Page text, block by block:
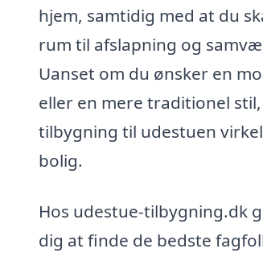
hjem, samtidig med at du
rum til afslapning og
Uanset om du ønsker en
eller en mere traditionel
tilbygning til udestuen
bolig.
Hos udestue-tilbygning.dk
dig at finde de bedste